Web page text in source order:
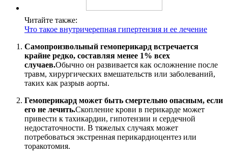
Читайте также:
Что такое внутричерепная гипертензия и ее лечение
Самопроизвольный гемоперикард встречается
крайне редко, составляя менее 1% всех
случаев.Обычно он развивается как осложнение после
травм, хирургических вмешательств или заболеваний,
таких как разрыв аорты.
Гемоперикард может быть смертельно опасным, если
его не лечить.Скопление крови в перикарде может
привести к тахикардии, гипотензии и сердечной
недостаточности. В тяжелых случаях может
потребоваться экстренная перикардиоцентез или
торакотомия.